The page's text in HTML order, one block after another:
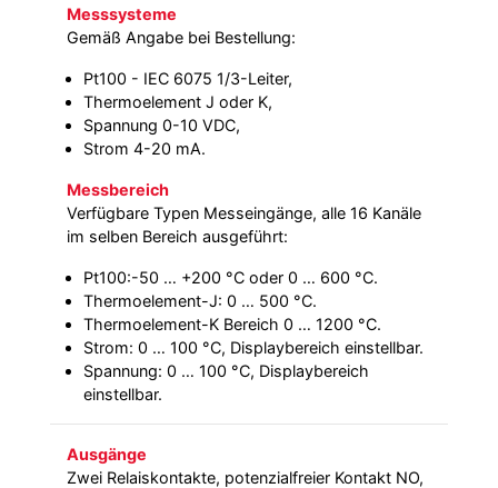
Messsysteme
Gemäß Angabe bei Bestellung:
Pt100 - IEC 6075 1/3-Leiter,
Thermoelement J oder K,
Spannung 0-10 VDC,
Strom 4-20 mA.
Messbereich
Verfügbare Typen Messeingänge, alle 16 Kanäle
im selben Bereich ausgeführt:
Pt100:-50 … +200 °C oder 0 … 600 °C.
Thermoelement-J: 0 … 500 °C.
Thermoelement-K Bereich 0 … 1200 °C.
Strom: 0 … 100 °C, Displaybereich einstellbar.
Spannung: 0 … 100 °C, Displaybereich
einstellbar.
Ausgänge
Zwei Relaiskontakte, potenzialfreier Kontakt NO,